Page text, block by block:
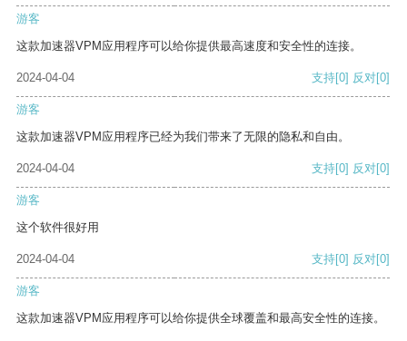
游客
这款加速器VPM应用程序可以给你提供最高速度和安全性的连接。
2024-04-04 支持[0] 反对[0]
游客
这款加速器VPM应用程序已经为我们带来了无限的隐私和自由。
2024-04-04 支持[0] 反对[0]
游客
这个软件很好用
2024-04-04 支持[0] 反对[0]
游客
这款加速器VPM应用程序可以给你提供全球覆盖和最高安全性的连接。